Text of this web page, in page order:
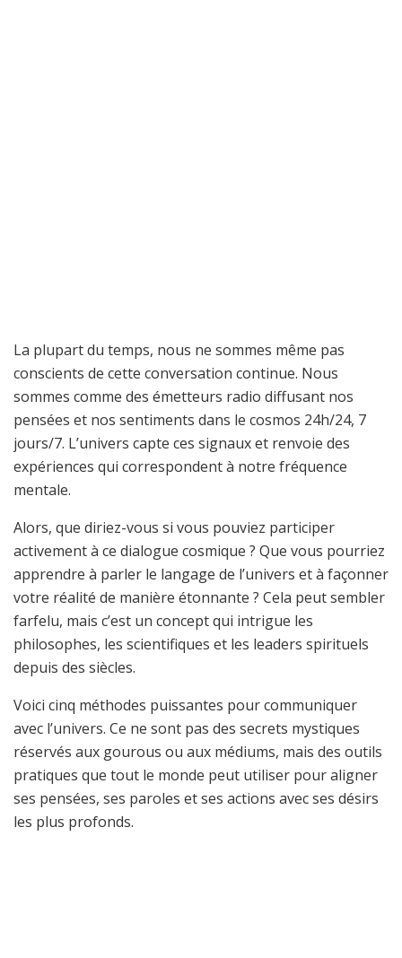
La plupart du temps, nous ne sommes même pas
conscients de cette conversation continue. Nous
sommes comme des émetteurs radio diffusant nos
pensées et nos sentiments dans le cosmos 24h/24, 7
jours/7. L’univers capte ces signaux et renvoie des
expériences qui correspondent à notre fréquence
mentale.
Alors, que diriez-vous si vous pouviez participer
activement à ce dialogue cosmique ? Que vous pourriez
apprendre à parler le langage de l’univers et à façonner
votre réalité de manière étonnante ? Cela peut sembler
farfelu, mais c’est un concept qui intrigue les
philosophes, les scientifiques et les leaders spirituels
depuis des siècles.
Voici cinq méthodes puissantes pour communiquer
avec l’univers. Ce ne sont pas des secrets mystiques
réservés aux gourous ou aux médiums, mais des outils
pratiques que tout le monde peut utiliser pour aligner
ses pensées, ses paroles et ses actions avec ses désirs
les plus profonds.